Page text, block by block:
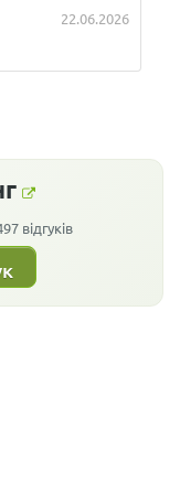
22.06.2026
відгуків